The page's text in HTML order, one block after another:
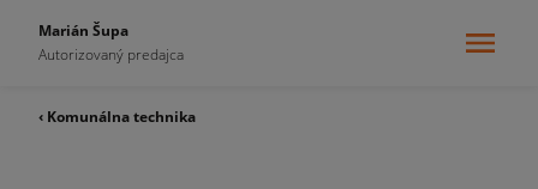
Marián Šupa
Autorizovaný predajca
‹ Komunálna technika